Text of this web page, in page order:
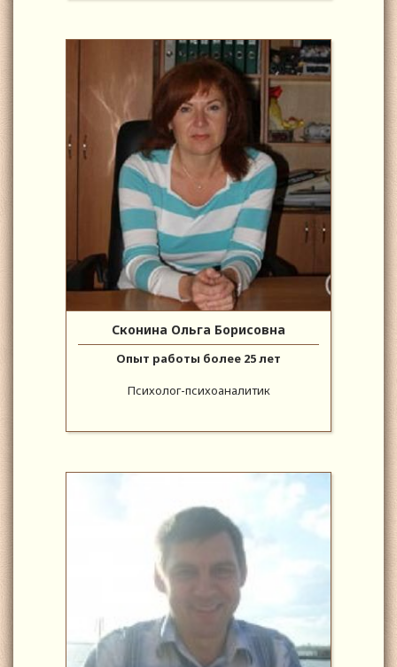
Сконина Ольга Борисовна
Опыт работы более 25 лет
Психолог-психоаналитик